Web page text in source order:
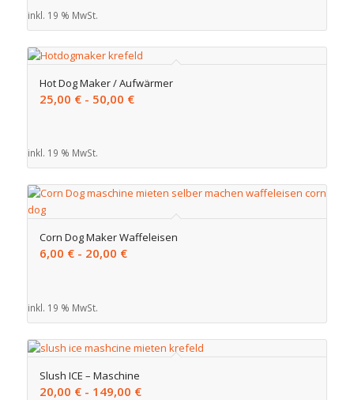
inkl. 19 % MwSt.
Hot Dog Maker / Aufwärmer
25,00 €- 50,00 €
inkl. 19 % MwSt.
Corn Dog Maker Waffeleisen
6,00 €- 20,00 €
inkl. 19 % MwSt.
Slush ICE – Maschine
20,00 €- 149,00 €